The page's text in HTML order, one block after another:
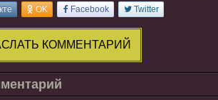
OK Facebook Twitter
КОММЕНТАРИЙ